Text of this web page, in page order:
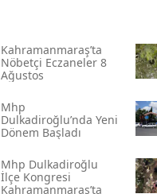
Kahramanmaraş’ta
Nöbetçi Eczaneler 8
Ağustos
Mhp
Dulkadiroğlu’nda Yeni
Dönem Başladı
Mhp Dulkadiroğlu
İlçe Kongresi
Kahramanmaraş’ta